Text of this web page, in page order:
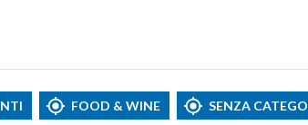
FOOD & WINE SENZA